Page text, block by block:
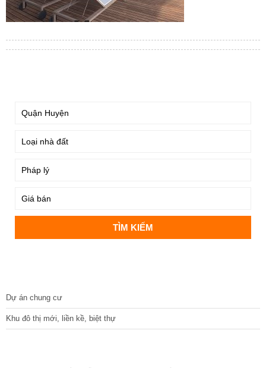
Dự án chung cư
Khu đô thị mới, liền kề, biệt thự